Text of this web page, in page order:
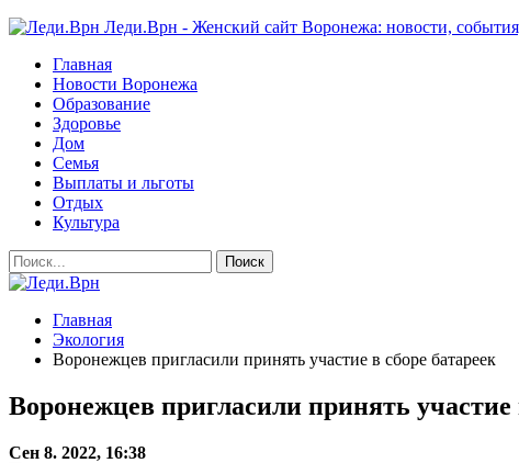
Леди.Врн - Женский сайт Воронежа: новости,
Главная
Новости Воронежа
Образование
Здоровье
Дом
Семья
Выплаты и льготы
Отдых
Культура
Главная
Экология
Воронежцев пригласили принять участие в сборе батареек
Воронежцев пригласили принять участие
Сен 8. 2022, 16:38